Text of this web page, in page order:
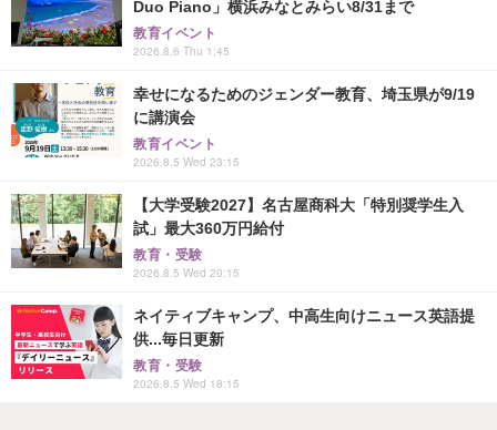
Duo Piano」横浜みなとみらい8/31まで
教育イベント
2026.8.6 Thu 1:45
幸せになるためのジェンダー教育、埼玉県が9/19
に講演会
教育イベント
2026.8.5 Wed 23:15
【大学受験2027】名古屋商科大「特別奨学生入
試」最大360万円給付
教育・受験
2026.8.5 Wed 20:15
ネイティブキャンプ、中高生向けニュース英語提
供...毎日更新
教育・受験
2026.8.5 Wed 18:15